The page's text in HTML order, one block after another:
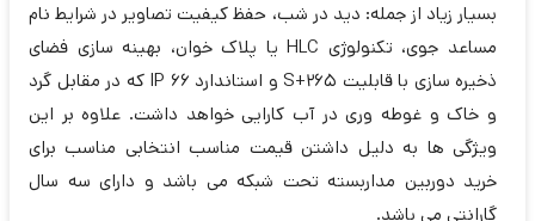
بسیار زیاد از جمله: دید در شب، حفظ کیفیت تصاویر در شرایط نام
مساعد جوی، تکنولوژی HLC یا پلاک خوان، بهینه سازی فضای
ذخیره سازی با قابلیت S+265 و استاندارد IP 66 که در مقابل گرد
و خاک و غوطه وری در آب کارایی خواهد داشت. علاوه بر این
ویژگی ها به دلیل داشتن قیمت مناسب انتخابی مناسب برای
خرید دوربین مداربسته تحت شبکه می باشد و دارای سه سال
گارانتی می باشد.